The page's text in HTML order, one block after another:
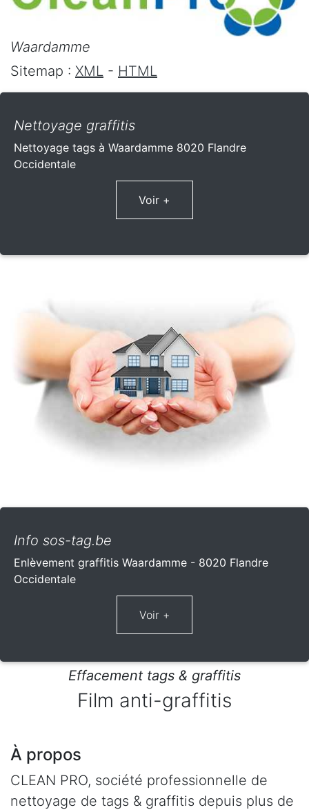
Waardamme
Sitemap : XML - HTML
Nettoyage graffitis
Nettoyage tags à Waardamme 8020 Flandre
Occidentale
Voir +
Info sos-tag.be
Enlèvement graffitis Waardamme - 8020 Flandre
Occidentale
Effacement tags & graffitis
Film anti-graffitis
À propos
CLEAN PRO, société professionnelle de
nettoyage de tags & graffitis depuis plus de